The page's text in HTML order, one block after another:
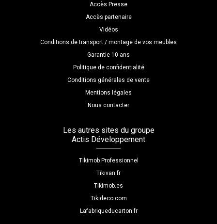
Accès Presse
Accès partenaire
Vidéos
Conditions de transport / montage de vos meubles
Garantie 10 ans
Politique de confidentialité
Conditions générales de vente
Mentions légales
Nous contacter
Les autres sites du groupe
Actis Développement
Tikimob Professionnel
Tikivan.fr
Tikimob.es
Tikideco.com
Lafabriqueducarton.fr